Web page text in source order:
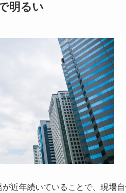
明るい
近年続いていることで、現場